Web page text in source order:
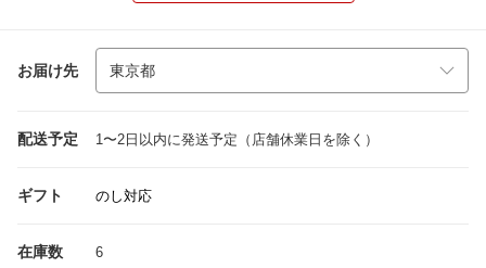
お届け先
配送予定 1〜2日以内に発送予定（店舗休業日を除く）
ギフト のし対応
在庫数 6